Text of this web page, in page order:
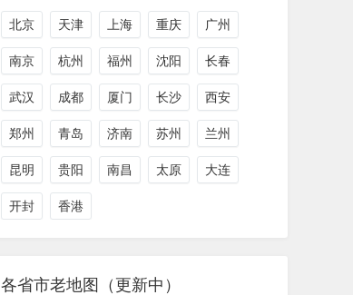
北京 天津 上海 重庆 广州
南京 杭州 福州 沈阳 长春
武汉 成都 厦门 长沙 西安
郑州 青岛 济南 苏州 兰州
昆明 贵阳 南昌 太原 大连
开封 香港
各省市老地图（更新中）